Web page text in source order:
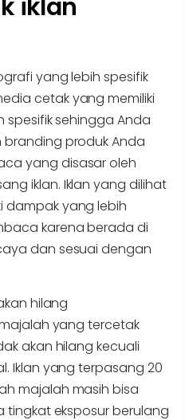
iklan
yang lebih spesifik
cetak yang memiliki
sehingga Anda
produk Anda
yang disasar oleh
iklan. Iklan yang dilihat
dampak yang lebih
karena berada di
dan sesuai dengan
hilang
yang tercetak
akan hilang kecuali
Iklan yang terpasang 20
majalah masih bisa
tingkat eksposur berulang